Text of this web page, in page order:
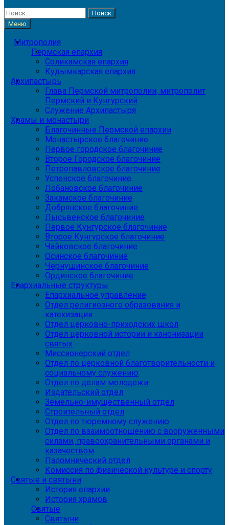
Найти:
Меню
Митрополия
Пермская епархия
Соликамская епархия
Кудымкарская епархия
Архипастырь
Глава Пермской митрополии, митрополит
Пермский и Кунгурский
Служение Архипастыря
Храмы и монастыри
Благочинные Пермской епархии
Монастырское благочиние
Первое городское благочиние
Второе Городское благочиние
Петропавловское благочиние
Успенское благочиние
Лобановское благочиние
Закамское благочиние
Добрянское благочиние
Лысьвенское благочиние
Первое Кунгурское благочиние
Второе Кунгурское благочиние
Чайковское благочиние
Осинское благочиние
Чернушинское благочиние
Ординское благочиние
Епархиальные структуры
Епархиальное управление
Отдел религиозного образования и
катехизации
Отдел церковно-приходских школ
Отдел церковной истории и канонизации
святых
Миссионерский отдел
Отдел по церковной благотворительности и
социальному служению
Отдел по делам молодежи
Издательский отдел
Земельно-имущественный отдел
Строительный отдел
Отдел по тюремному служению
Отдел по взаимоотношению с вооруженными
силами, правоохранительными органами и
казачеством
Паломнический отдел
Комиссия по физической культуре и спорту
Святые и святыни
История епархии
История храмов
Святые
Святыни